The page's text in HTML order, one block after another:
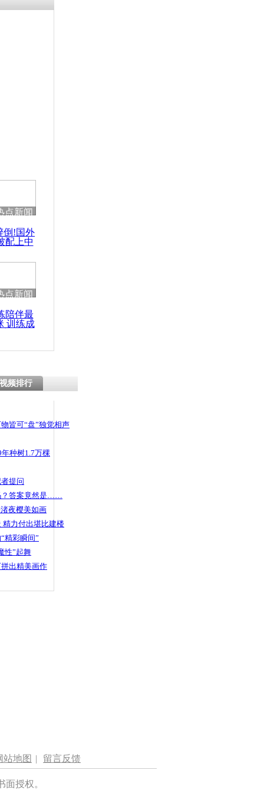
点新闻
倒!国外
配上中
点新闻
陪伴最
训练成
频排行
皆可“盘”独觉相声
种树1.7万棵
提问
？答案竟然是……
夜樱美如画
精力付出堪比建楼
精彩瞬间”
性”起舞
出精美画作
站地图 | 留言反馈
授权。